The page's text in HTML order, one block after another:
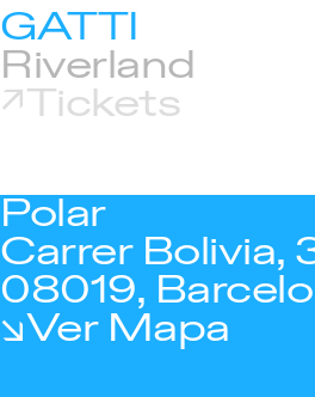
GATTI
Riverland
Tickets
Polar
Carrer Bolivia,
08019,
Ver Mapa